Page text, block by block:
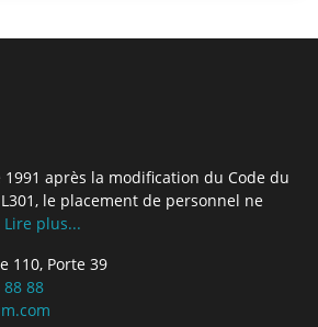
après la modification du Code du
le placement de personnel ne
Lire plus...
110, Porte 39
88 88